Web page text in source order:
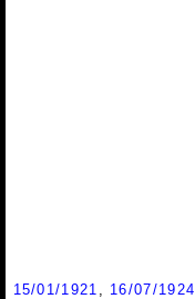
15/01/1921 16/07/1924